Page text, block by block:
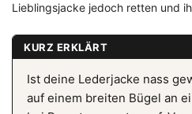
Lieblingsjacke jedoch retten und
KURZ ERKLÄRT
Ist deine Lederjacke nass
auf einem breiten Bügel an